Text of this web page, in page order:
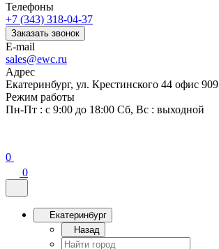
Телефоны
+7 (343) 318-04-37
Заказать звонок
E-mail
sales@ewc.ru
Адрес
Екатеринбург, ул. Крестинского 44 офис 909
Режим работы
Пн-Пт : с 9:00 до 18:00 Сб, Вс : выходной
0
0
Екатеринбург
Назад